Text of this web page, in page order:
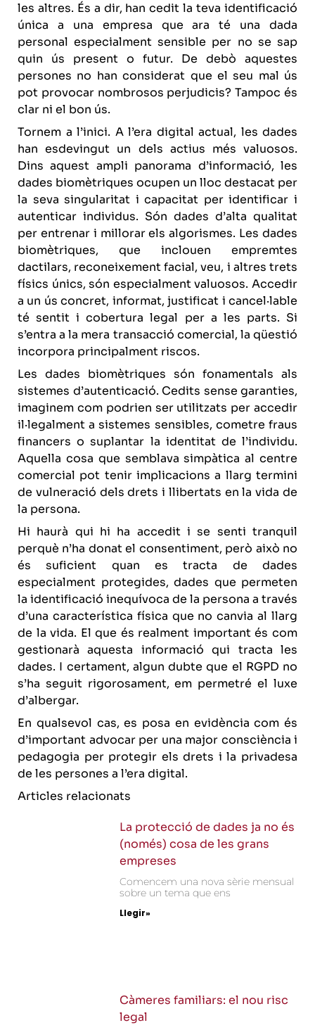
les altres. És a dir, han cedit la teva identificació
única a una empresa que ara té una dada
personal especialment sensible per no se sap
quin ús present o futur. De debò aquestes
persones no han considerat que el seu mal ús
pot provocar nombrosos perjudicis? Tampoc és
clar ni el bon ús.
Tornem a l’inici. A l’era digital actual, les dades
han esdevingut un dels actius més valuosos.
Dins aquest ampli panorama d’informació, les
dades biomètriques ocupen un lloc destacat per
la seva singularitat i capacitat per identificar i
autenticar individus. Són dades d’alta qualitat
per entrenar i millorar els algorismes. Les dades
biomètriques, que inclouen empremtes
dactilars, reconeixement facial, veu, i altres trets
físics únics, són especialment valuosos. Accedir
a un ús concret, informat, justificat i cancel·lable
té sentit i cobertura legal per a les parts. Si
s’entra a la mera transacció comercial, la qüestió
incorpora principalment riscos.
Les dades biomètriques són fonamentals als
sistemes d’autenticació. Cedits sense garanties,
imaginem com podrien ser utilitzats per accedir
il·legalment a sistemes sensibles, cometre fraus
financers o suplantar la identitat de l’individu.
Aquella cosa que semblava simpàtica al centre
comercial pot tenir implicacions a llarg termini
de vulneració dels drets i llibertats en la vida de
la persona.
Hi haurà qui hi ha accedit i se senti tranquil
perquè n’ha donat el consentiment, però això no
és suficient quan es tracta de dades
especialment protegides, dades que permeten
la identificació inequívoca de la persona a través
d’una característica física que no canvia al llarg
de la vida. El que és realment important és com
gestionarà aquesta informació qui tracta les
dades. I certament, algun dubte que el RGPD no
s’ha seguit rigorosament, em permetré el luxe
d’albergar.
En qualsevol cas, es posa en evidència com és
d’important advocar per una major consciència i
pedagogia per protegir els drets i la privadesa
de les persones a l’era digital.
Articles relacionats
La protecció de dades ja no és
(només) cosa de les grans
empreses
Comencem una nova sèrie mensual
sobre un tema que ens
Llegir»
Càmeres familiars: el nou risc
legal